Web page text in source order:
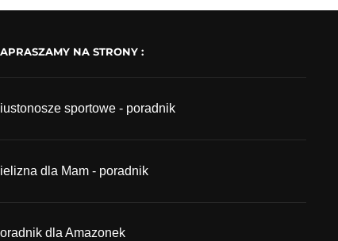
NA STRONY :
sportowe - poradnik
dla Mam - poradnik
dla Amazonek